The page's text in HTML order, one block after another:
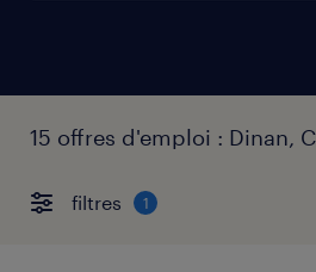
15 offres d'emploi : Dinan,
filtres 1